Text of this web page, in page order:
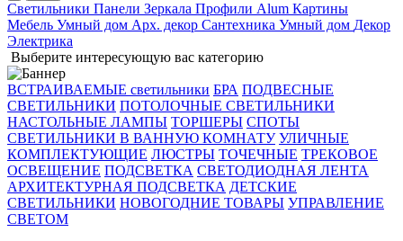
Светильники Панели Зеркала Профили Alum Картины
Мебель Умный дом Арх. декор Сантехника Умный дом Декор
Электрика
Выберите интересующую вас категорию
ВСТРАИВАЕМЫЕ светильники БРА ПОДВЕСНЫЕ
СВЕТИЛЬНИКИ ПОТОЛОЧНЫЕ СВЕТИЛЬНИКИ
НАСТОЛЬНЫЕ ЛАМПЫ ТОРШЕРЫ СПОТЫ
СВЕТИЛЬНИКИ В ВАННУЮ КОМНАТУ УЛИЧНЫЕ
КОМПЛЕКТУЮЩИЕ ЛЮСТРЫ ТОЧЕЧНЫЕ ТРЕКОВОЕ
ОСВЕЩЕНИЕ ПОДСВЕТКА СВЕТОДИОДНАЯ ЛЕНТА
АРХИТЕКТУРНАЯ ПОДСВЕТКА ДЕТСКИЕ
СВЕТИЛЬНИКИ НОВОГОДНИЕ ТОВАРЫ УПРАВЛЕНИЕ
СВЕТОМ